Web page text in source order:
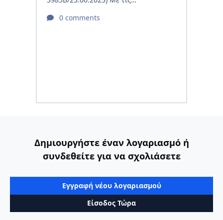
Δημιουργήστε έναν λογαριασμό ή
συνδεθείτε για να σχολιάσετε
Εγγραφή νέου λογαριασμού
Είσοδος Τώρα